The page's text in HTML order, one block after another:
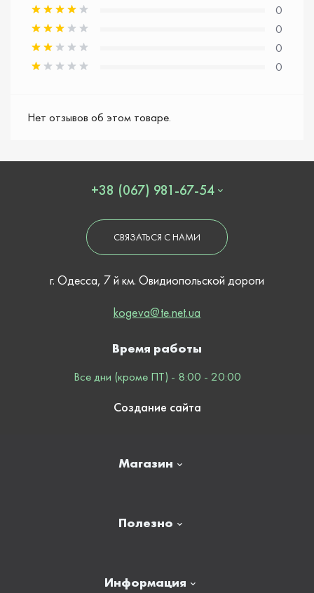
0
0
0
0
Нет отзывов об этом товаре.
+38 (067) 981-67-54
СВЯЗАТЬСЯ С НАМИ
г. Одесса, 7 й км. Овидиопольской дороги
kogeva@te.net.ua
Магазин
Полезно
Информация
Время работы
Все дни (кроме ПТ) - 8:00 - 20:00
Создание сайта